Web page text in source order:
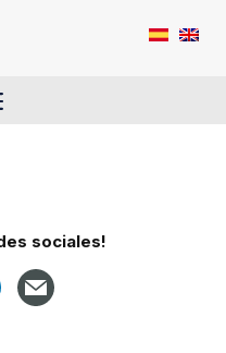
Menú
sociales!